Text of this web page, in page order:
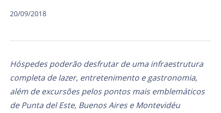
20/09/2018
Hóspedes poderão desfrutar de uma infraestrutura
completa de lazer, entretenimento e gastronomia,
além de excursões pelos pontos mais emblemáticos
de Punta del Este, Buenos Aires e Montevidéu